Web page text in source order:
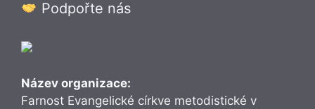
Podpořte nás
Název organizace:
Farnost Evangelické církve metodistické v